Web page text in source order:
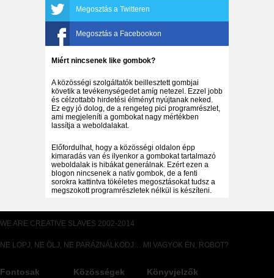
Megosztás a Twitteren
Megosztás a Facebookon
Miért nincsenek like gombok?
A közösségi szolgáltatók beillesztett gombjai
követik a tevékenységedet amíg netezel. Ezzel jobb
és célzottabb hirdetési élményt nyújtanak neked.
Ez egy jó dolog, de a rengeteg pici programrészlet,
ami megjeleníti a gombokat nagy mértékben
lassítja a weboldalakat.
Előfordulhat, hogy a közösségi oldalon épp
kimaradás van és ilyenkor a gombokat tartalmazó
weboldalak is hibákat generálnak. Ezért ezen a
blogon nincsenek a natív gombok, de a fenti
sorokra kattintva tökéletes megosztásokat tudsz a
megszokott programrészletek nélkül is készíteni.
WE ARE CREATIVE SLAVES 2002-2014
NE LOPJ, NE ÖLJ, NE PARÁZNÁLKODJ… MI VAGYOK ÉN, ROBOT?
Fontosak Közösségek Könyvjelzők